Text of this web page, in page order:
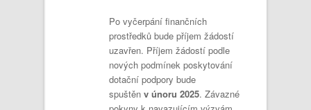
Po vyčerpání finančních
prostředků bude příjem žádostí
uzavřen. Příjem žádostí podle
nových podmínek poskytování
dotační podpory bude
spuštěn v únoru 2025. Závazné